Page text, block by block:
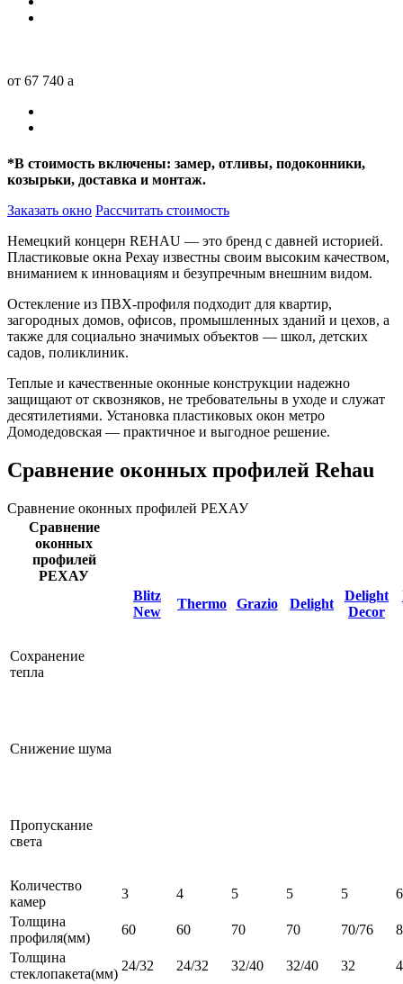
от 67 740 a
*В стоимость включены: замер, отливы, подоконники,
козырьки, доставка и монтаж.
Заказать окно Рассчитать стоимость
Немецкий концерн REHAU — это бренд с давней историей.
Пластиковые окна Рехау известны своим высоким качеством,
вниманием к инновациям и безупречным внешним видом.
Остекление из ПВХ-профиля подходит для квартир,
загородных домов, офисов, промышленных зданий и цехов, а
также для социально значимых объектов — школ, детских
садов, поликлиник.
Теплые и качественные оконные конструкции надежно
защищают от сквозняков, не требовательны в уходе и служат
десятилетиями. Установка пластиковых окон метро
Домодедовская — практичное и выгодное решение.
Сравнение оконных профилей Rehau
Сравнение оконных профилей РЕХАУ
Сравнение
оконных
профилей
РЕХАУ
Blitz
New
Thermo Grazio Delight
Delight
Decor
Сохранение
тепла
Снижение шума
Пропускание
света
Количество
камер
3 4 5 5 5
6
Толщина
профиля(мм)
60 60 70 70 70/76
Толщина
стеклопакета(мм)
24/32 24/32 32/40 32/40 32